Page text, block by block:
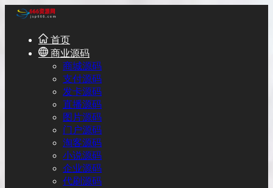
首页
商业源码
商城源码
支付源码
发卡源码
直播源码
图片源码
门户源码
淘客源码
小说源码
企业源码
代刷源码